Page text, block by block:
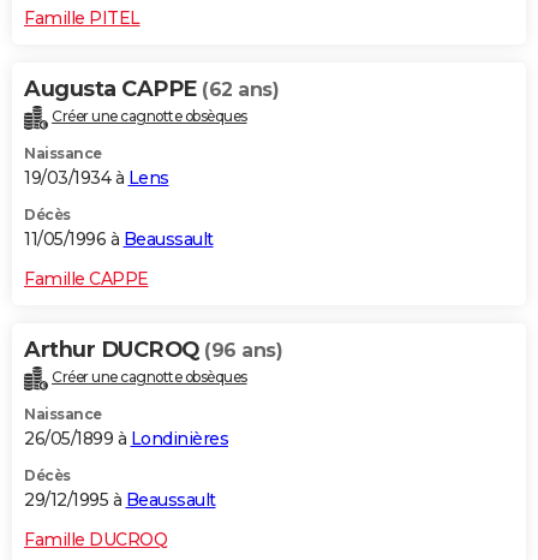
Famille PITEL
Augusta CAPPE (62 ans)
Créer une cagnotte obsèques
Naissance
19/03/1934 à Lens
Décès
11/05/1996 à Beaussault
Famille CAPPE
Arthur DUCROQ (96 ans)
Créer une cagnotte obsèques
Naissance
26/05/1899 à Londinières
Décès
29/12/1995 à Beaussault
Famille DUCROQ